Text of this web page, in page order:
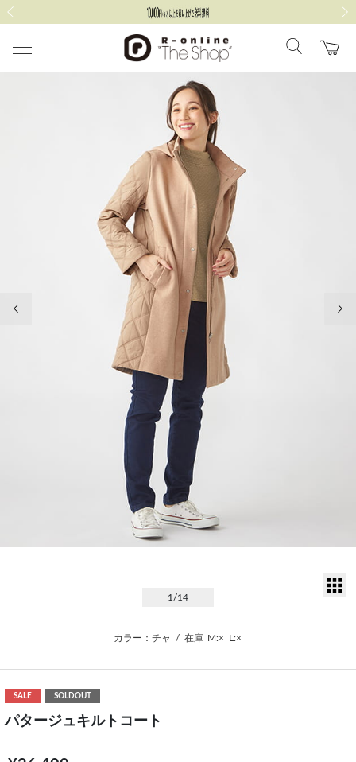
1 /14
カラー：チャ / 在庫 M:× L:×
SALE SOLDOUT
パタージュキルトコート